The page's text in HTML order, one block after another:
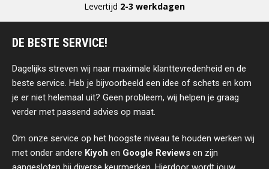
Levertijd 2-3 werkdagen
DE BESTE SERVICE!
Dagelijks streven wij naar maximale klanttevredenheid en de
beste service. Heb je bijvoorbeeld een idee of schets en kom
je er niet helemaal uit? Geen probleem, wij helpen je graag
verder met passend advies op maat.
Om onze service op het hoogste niveau te houden werken wij
met onder andere Kiyoh en Google Reviews en zijn